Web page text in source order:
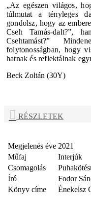
„Az egészen világos,
túlmutat a tényleges
gondolsz, hogy az
Cseh Tamás-dalt?”,
Csehtamást?”
folytonosságban, hogy
hatnak és reflektálnak
Beck Zoltán (30Y)
RÉSZLETEK
Megjelenés éve 2021
Műfaj
Interjúk
Csomagolás
Író
Fodor
Könyv címe
Énekelsz